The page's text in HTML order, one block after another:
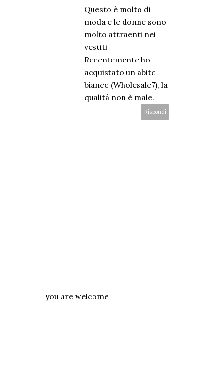
Questo è molto di
moda e le donne sono
molto attraenti nei
vestiti.
Recentemente ho
acquistato un abito
bianco (Wholesale7), la
qualità non è male.
Rispondi
you are welcome